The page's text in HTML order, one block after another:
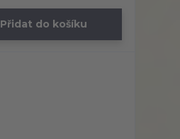
Přidat do košíku